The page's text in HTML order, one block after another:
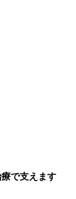
で支えます